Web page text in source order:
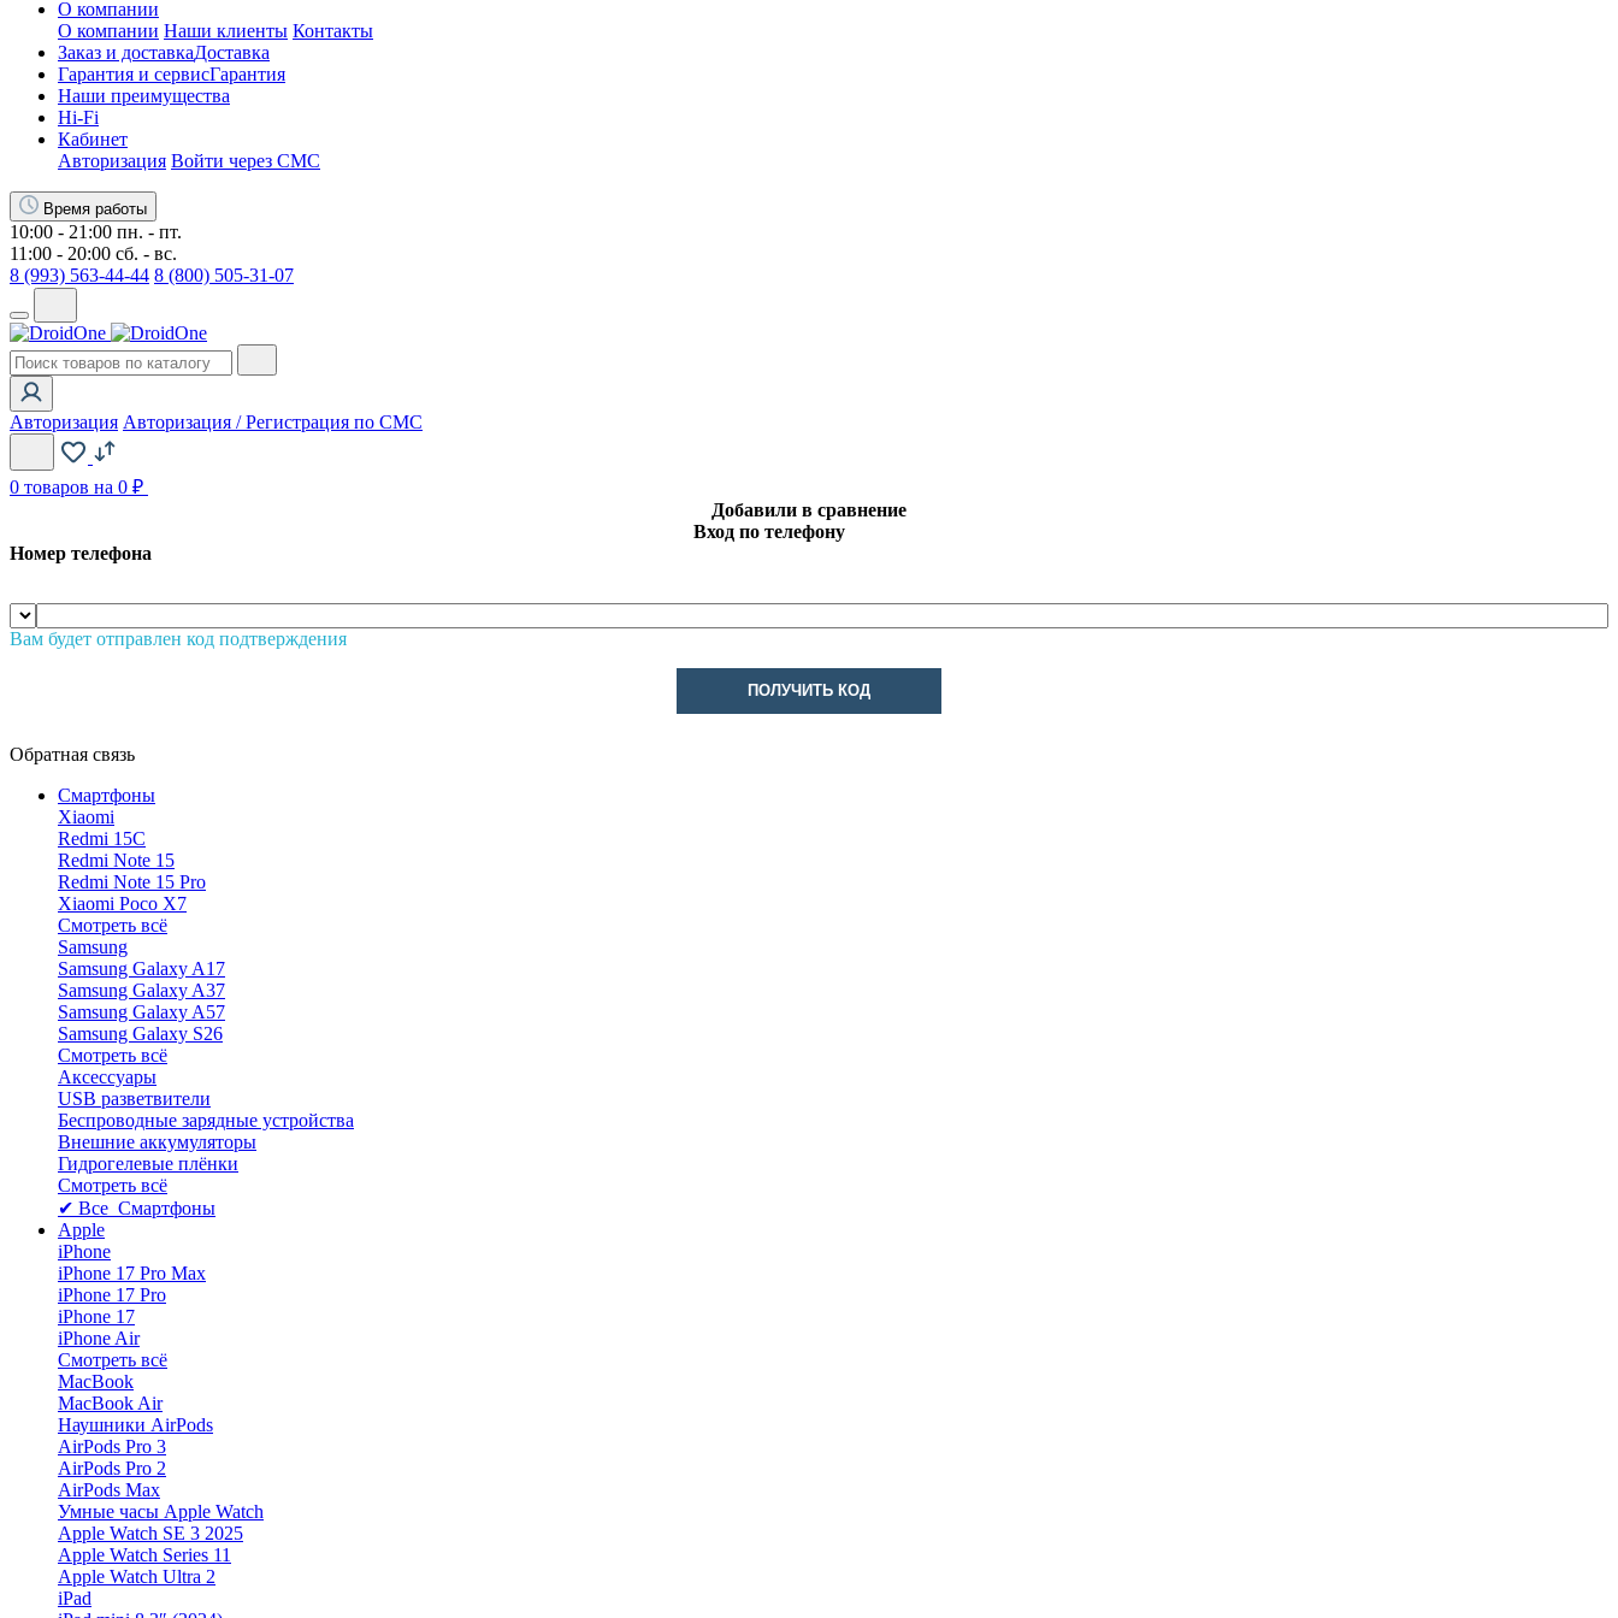
О компании
О компании Наши клиенты Контакты
Заказ и доставкаДоставка
Гарантия и сервисГарантия
Наши преимущества
Hi-Fi
Кабинет
Авторизация Войти через СМС
Время работы
10:00 - 21:00 пн. - пт.
11:00 - 20:00 сб. - вс.
8 (993) 563-44-44 8 (800) 505-31-07
Авторизация Авторизация / Регистрация по СМС
0 товаров на 0 ₽
Добавили в сравнение
Вход по телефону
Номер телефона
Вам будет отправлен код подтверждения
ПОЛУЧИТЬ КОД
Обратная связь
Смартфоны
Xiaomi
Redmi 15C
Redmi Note 15
Redmi Note 15 Pro
Xiaomi Poco X7
Смотреть всё
Samsung
Samsung Galaxy A17
Samsung Galaxy A37
Samsung Galaxy A57
Samsung Galaxy S26
Смотреть всё
Аксессуары
USB разветвители
Беспроводные зарядные устройства
Внешние аккумуляторы
Гидрогелевые плёнки
Смотреть всё
✔ Все Смартфоны
Apple
iPhone
iPhone 17 Pro Max
iPhone 17 Pro
iPhone 17
iPhone Air
Смотреть всё
MacBook
MacBook Air
Наушники AirPods
AirPods Pro 3
AirPods Pro 2
AirPods Max
Умные часы Apple Watch
Apple Watch SE 3 2025
Apple Watch Series 11
Apple Watch Ultra 2
iPad